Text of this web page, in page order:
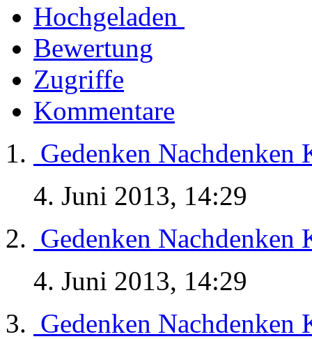
Hochgeladen
Bewertung
Zugriffe
Kommentare
Gedenken Nachdenken
4. Juni 2013, 14:29
Gedenken Nachdenken
4. Juni 2013, 14:29
Gedenken Nachdenken